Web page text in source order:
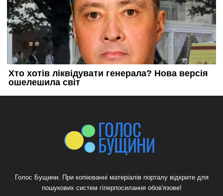
Голос Бущини. При копіюванні матеріалів порталу відкрите для
пошукових систем гіперпосилання обов'язове!